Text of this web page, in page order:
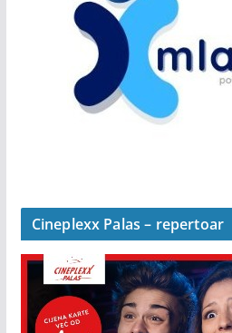
Cineplexx Palas – repertoar